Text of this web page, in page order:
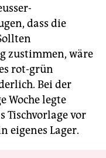
dass die
zustimmen, wäre
rot-grün
Bei der
Woche legte
Tischvorlage vor
eigenes Lager.